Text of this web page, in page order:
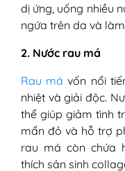
dị ứng, uống nhiều
ngứa trên da và
2. Nước rau má
Rau má vốn nổi
nhiệt và giải độc.
thể giúp giảm tình
mẩn đỏ và hỗ trợ
rau má còn chứa
thích sản sinh